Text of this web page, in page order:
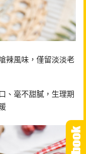
辣風味，僅留淡淡老
、毫不甜膩，生理期